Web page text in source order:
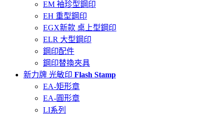
EM 袖珍型鋼印
EH 重型鋼印
EGX新款 桌上型鋼印
ELR 大型鋼印
鋼印配件
鋼印替換夾具
新力牌 光敏印 Flash Stamp
EA-矩形章
EA-圓形章
LI系列